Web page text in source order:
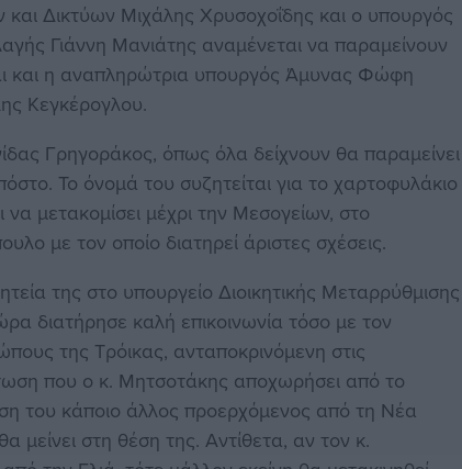
Δικτύων Μιχάλης Χρυσοχοΐδης και ο υπουργός
Γιάννη Μανιάτης αναμένεται να παραμείνουν
και η αναπληρώτρια υπουργός Άμυνας Φώφη
Κεγκέρογλου.
Γρηγοράκος, όπως όλα δείχνουν θα παραμείνει
Το όνομά του συζητείται για το χαρτοφυλάκιο
μετακομίσει μέχρι την Μεσογείων, στο
με τον οποίο διατηρεί άριστες σχέσεις.
της στο υπουργείο Διοικητικής Μεταρρύθμισης
διατήρησε καλή επικοινωνία τόσο με τον
της Τρόικας, ανταποκρινόμενη στις
που ο κ. Μητσοτάκης αποχωρήσει από το
του κάποιο άλλος προερχόμενος από τη Νέα
μείνει στη θέση της. Αντίθετα, αν τον κ.